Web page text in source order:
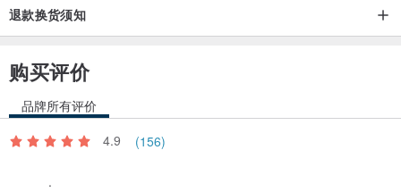
退款换货须知
购买评价
品牌所有评价
4.9
(156)
.